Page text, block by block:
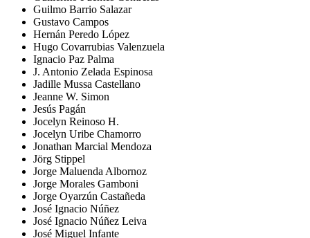
Guilmo Barrio Salazar
Gustavo Campos
Hernán Peredo López
Hugo Covarrubias Valenzuela
Ignacio Paz Palma
J. Antonio Zelada Espinosa
Jadille Mussa Castellano
Jeanne W. Simon
Jesús Pagán
Jocelyn Reinoso H.
Jocelyn Uribe Chamorro
Jonathan Marcial Mendoza
Jörg Stippel
Jorge Maluenda Albornoz
Jorge Morales Gamboni
Jorge Oyarzún Castañeda
José Ignacio Núñez
José Ignacio Núñez Leiva
José Miguel Infante